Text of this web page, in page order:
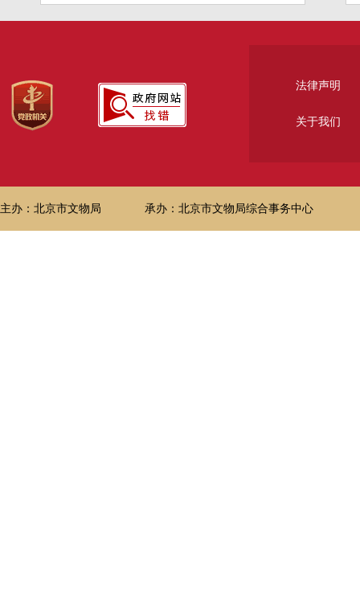
法律声明
关于我们
主办：北京市文物局 承办：北京市文物局综合事务中心